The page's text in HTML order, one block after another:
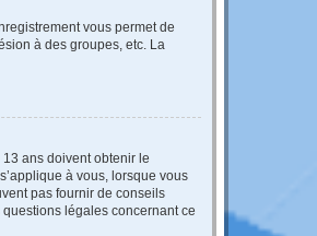
vous permet de
à des groupes, etc. La
ans doivent obtenir le
à vous, lorsque vous
pas fournir de conseils
légales concernant ce